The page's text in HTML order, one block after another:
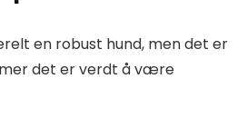
en robust hund, men det er
det er verdt å være